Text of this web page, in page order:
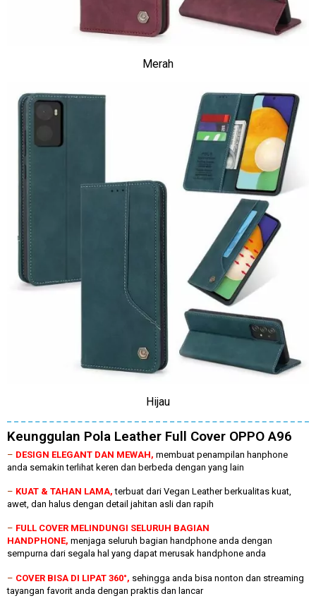
Merah
Hijau
Keunggulan Pola Leather Full Cover OPPO A96
– DESIGN ELEGANT DAN MEWAH, membuat penampilan hanphone
anda semakin terlihat keren dan berbeda dengan yang lain
– KUAT & TAHAN LAMA,terbuat dari Vegan Leather berkualitas kuat,
awet, dan halus dengan detail jahitan asli dan rapih
– FULL COVER MELINDUNGI SELURUH BAGIAN
HANDPHONE, menjaga seluruh bagian handphone anda dengan
sempurna dari segala hal yang dapat merusak handphone anda
– COVER BISA DI LIPAT 360°, sehingga anda bisa nonton dan streaming
tayangan favorit anda dengan praktis dan lancar